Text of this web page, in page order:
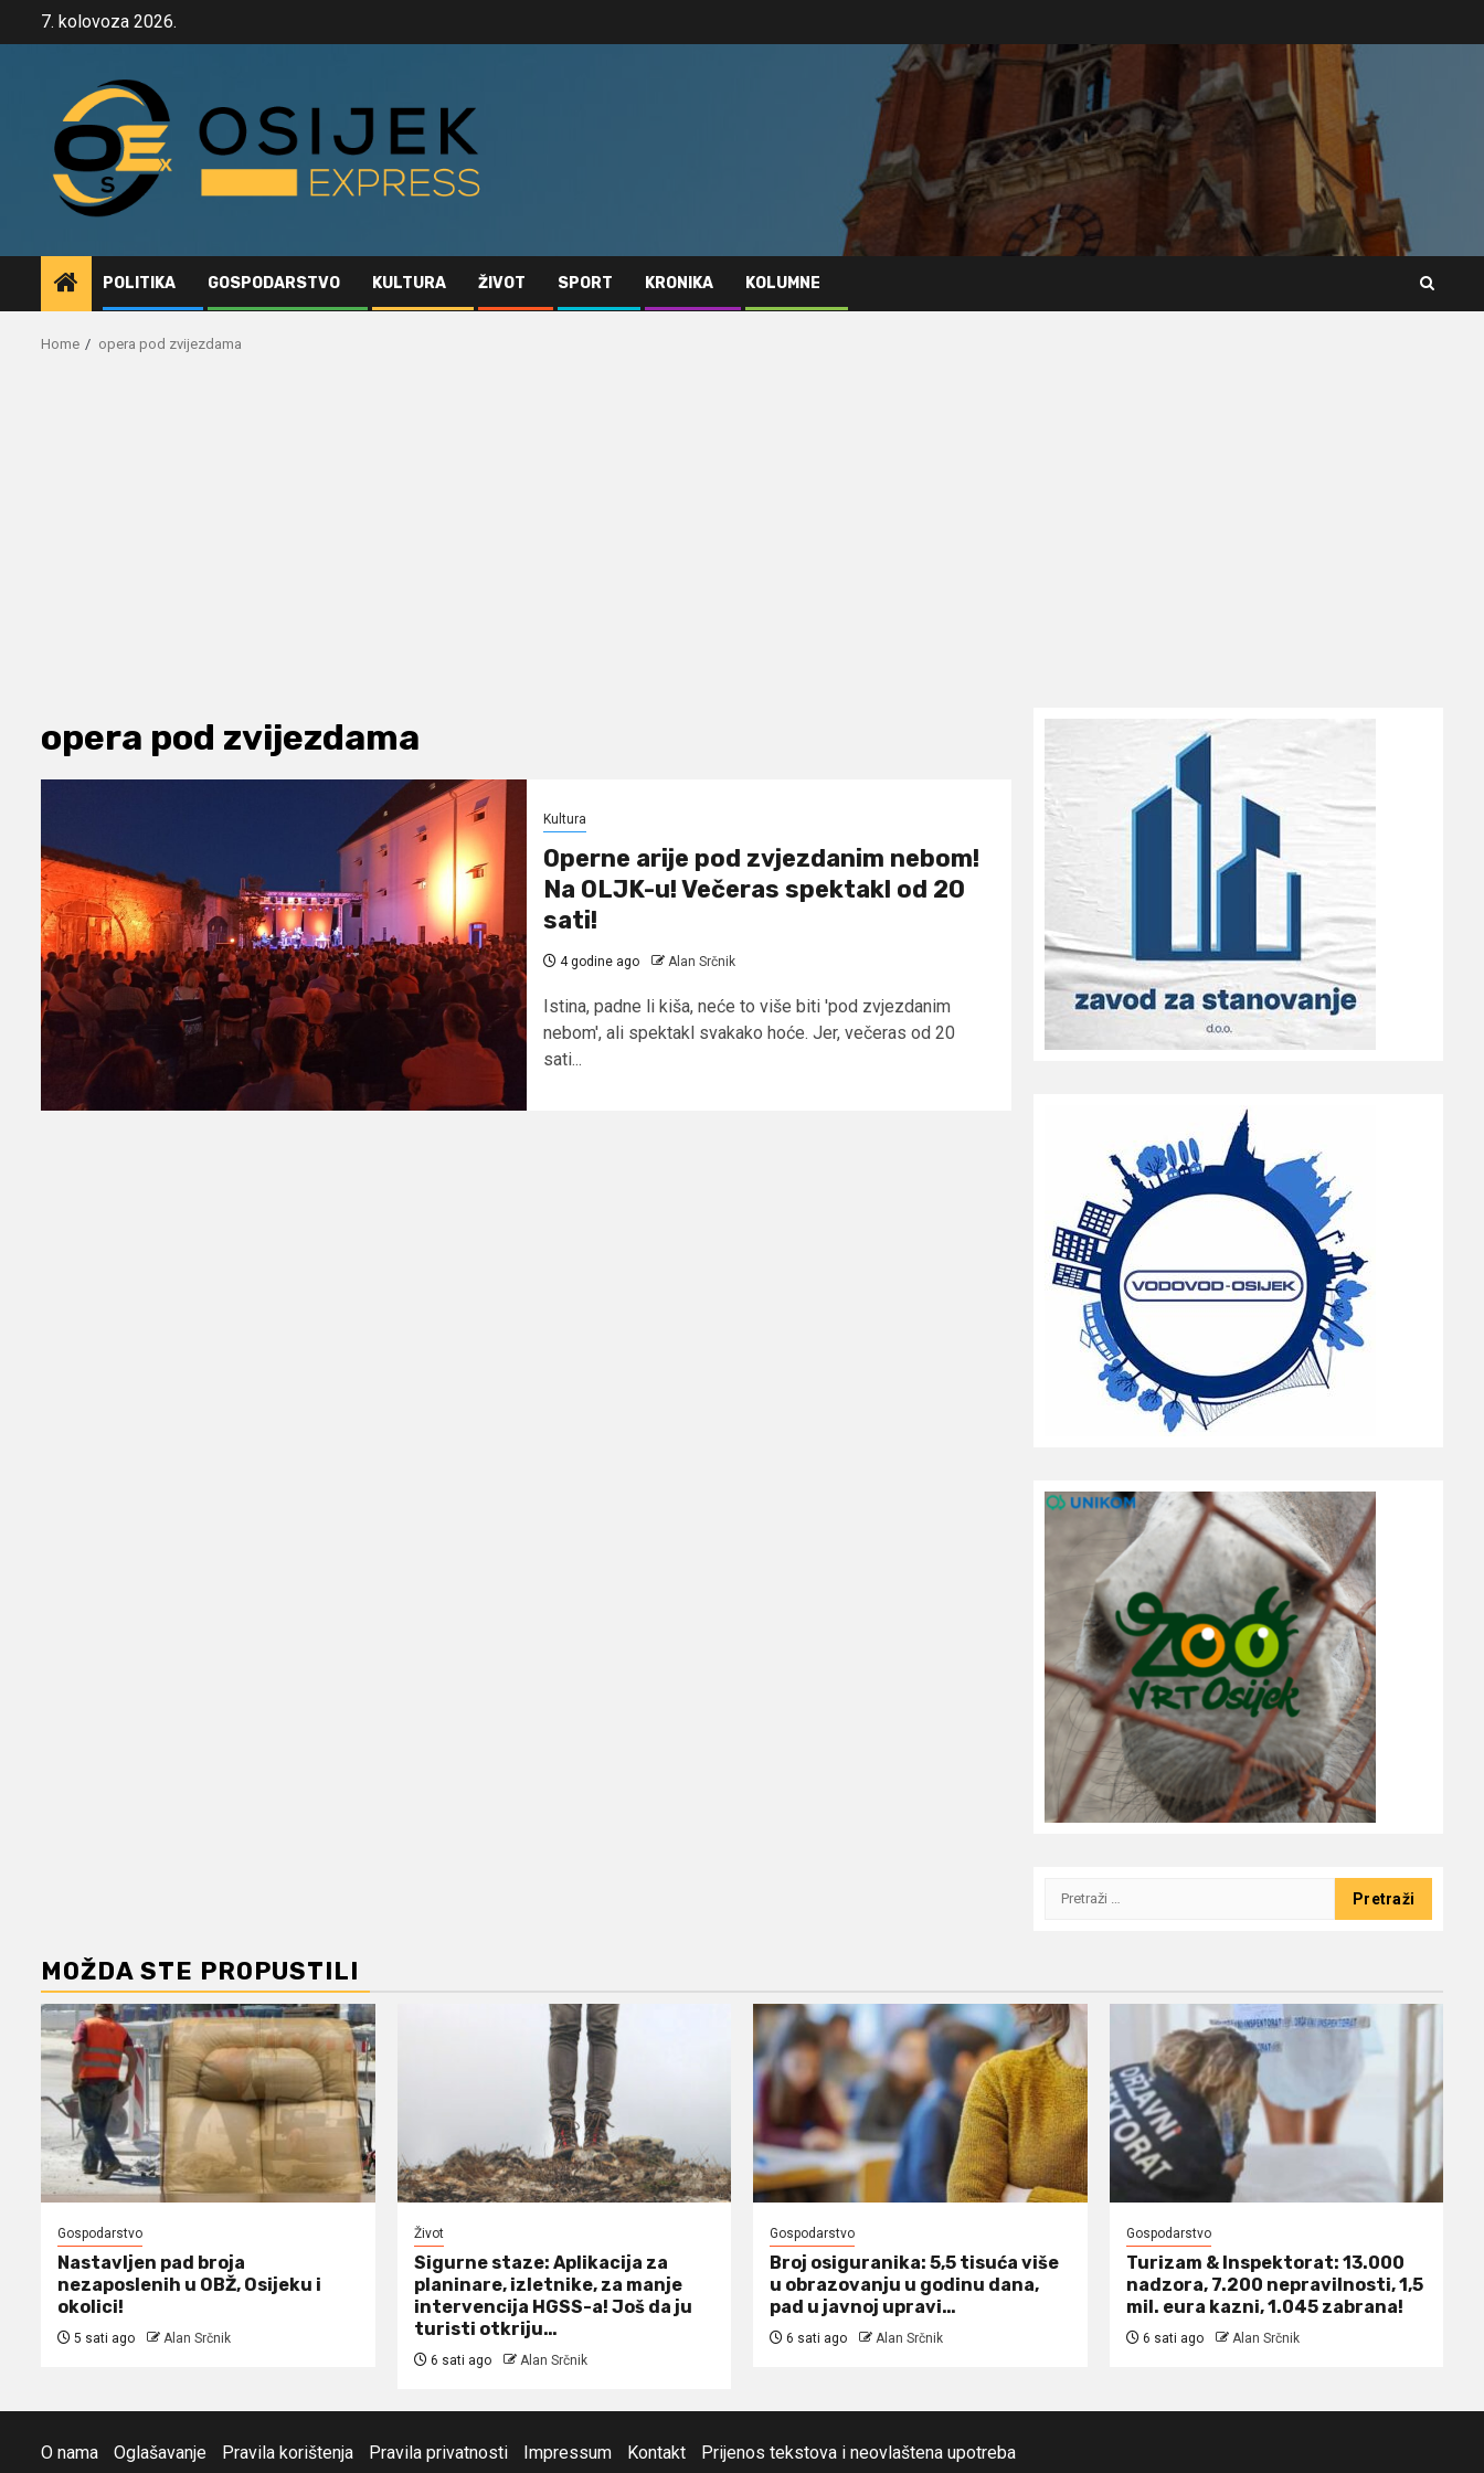
7. kolovoza 2026.
POLITIKA GOSPODARSTVO KULTURA ŽIVOT SPORT KRONIKA KOLUMNE
Home opera pod zvijezdama
opera pod zvijezdama
Kultura
Operne arije pod zvjezdanim nebom!
Na OLJK-u! Večeras spektakl od 20
sati!
4 godine ago Alan Srčnik
Istina, padne li kiša, neće to više biti 'pod zvjezdanim
nebom', ali spektakl svakako hoće. Jer, večeras od 20
sati...
Pretraži:
MOŽDA STE PROPUSTILI
Gospodarstvo
Nastavljen pad broja
nezaposlenih u OBŽ, Osijeku i
okolici!
5 sati ago Alan Srčnik
Život
Sigurne staze: Aplikacija za
planinare, izletnike, za manje
intervencija HGSS-a! Još da ju
turisti otkriju…
6 sati ago Alan Srčnik
Gospodarstvo
Broj osiguranika: 5,5 tisuća više
u obrazovanju u godinu dana,
pad u javnoj upravi…
6 sati ago Alan Srčnik
Gospodarstvo
Turizam & Inspektorat: 13.000
nadzora, 7.200 nepravilnosti, 1,5
mil. eura kazni, 1.045 zabrana!
6 sati ago Alan Srčnik
O nama Oglašavanje Pravila korištenja Pravila privatnosti Impressum Kontakt Prijenos tekstova i neovlaštena upotreba